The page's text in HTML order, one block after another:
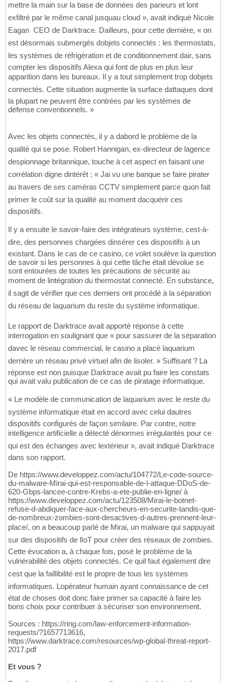
mettre la main sur la base de données des parieurs et lont
exfiltré par le même canal jusquau cloud », avait indiqué Nicole
Eagan  CEO de Darktrace. Dailleurs, pour cette dernière, « on
est désormais submergés dobjets connectés : les thermostats,
les systèmes de réfrigération et de conditionnement dair, sans
compter les dispositifs Alexa qui font de plus en plus leur
apparition dans les bureaux. Il y a tout simplement trop dobjets
connectés. Cette situation augmente la surface dattaques dont
la plupart ne peuvent être contrées par les systèmes de
défense conventionnels. »
Avec les objets connectés, il y a dabord le problème de la
qualité qui se pose. Robert Hannigan, ex-directeur de lagence
despionnage britannique, touche à cet aspect en faisant une
corrélation digne dintérêt : « Jai vu une banque se faire pirater
au travers de ses caméras CCTV simplement parce quon fait
primer le coût sur la qualité au moment dacquérir ces
dispositifs.
Il y a ensuite le savoir-faire des intégrateurs système, cest-à-
dire, des personnes chargées dinsérer ces dispositifs à un
existant. Dans le cas de ce casino, ce volet soulève la question
de savoir si les personnes à qui cette tâche était dévolue se
sont entourées de toutes les précautions de sécurité au
moment de lintégration du thermostat connecté. En substance,
il sagit de vérifier que ces derniers ont procédé à la séparation
du réseau de laquarium du reste du système informatique.
Le rapport de Darktrace avait apporté réponse à cette
interrogation en soulignant que « pour sassurer de la séparation
davec le réseau commercial, le casino a placé laquarium
derrière un réseau privé virtuel afin de lisoler. » Suffisant ? La
réponse est non puisque Darktrace avait pu faire les constats
qui avait valu publication de ce cas de piratage informatique.
« Le modèle de communication de laquarium avec le reste du
système informatique était en accord avec celui dautres
dispositifs configurés de façon similaire. Par contre, notre
intelligence artificielle a détecté dénormes irrégularités pour ce
qui est des échanges avec lextérieur », avait indiqué Darktrace
dans son rapport.
De https://www.developpez.com/actu/104772/Le-code-source-
du-malware-Mirai-qui-est-responsable-de-l-attaque-DDoS-de-
620-Gbps-lancee-contre-Krebs-a-ete-publie-en-ligne/ à
https://www.developpez.com/actu/123508/Mirai-le-botnet-
refuse-d-abdiquer-face-aux-chercheurs-en-securite-tandis-que-
de-nombreux-zombies-sont-desactives-d-autres-prennent-leur-
place/, on a beaucoup parlé de Mirai, un malware qui sappuyait
sur des dispositifs de lIoT pour créer des réseaux de zombies.
Cette évocation a, à chaque fois, posé le problème de la
vulnérabilité des objets connectés. Ce quil faut également dire
cest que la faillibilité est le propre de tous les systèmes
informatiques. Lopérateur humain ayant connaissance de cet
état de choses doit donc faire primer sa capacité à faire les
bons choix pour contribuer à sécuriser son environnement.
Sources : https://ring.com/law-enforcement-information-
requests/?1657713616,
https://www.darktrace.com/resources/wp-global-threat-report-
2017.pdf
Et vous ?